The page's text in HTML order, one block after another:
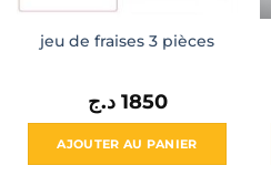
jeu de fraises 3 pièces
1850 د.ج
AJOUTER AU PANIER